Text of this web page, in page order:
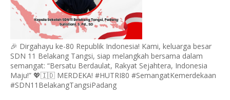
🎉 Dirgahayu ke-80 Republik Indonesia! Kami, keluarga besar
SDN 11 Belakang Tangsi, siap melangkah bersama dalam
semangat: “Bersatu Berdaulat, Rakyat Sejahtera, Indonesia
Maju!” 💖🇮🇩 MERDEKA! #HUTRI80 #SemangatKemerdekaan
#SDN11BelakangTangsiPadang